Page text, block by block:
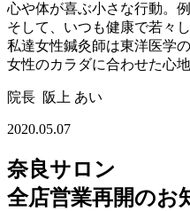
心や体が喜ぶ小さな行動。
そして、いつも健康で若々
私達女性鍼灸師は東洋医学
女性のカラダに合わせた心
院長 阪上 あい
2020.05.07
奈良サロン
全店営業再開のお